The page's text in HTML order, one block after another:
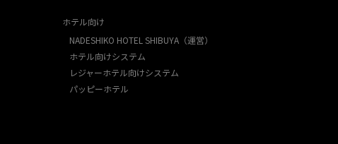
ホテル向け
NADESHIKO HOTEL SHIBUYA（運営）
ホテル向けシステム
レジャーホテル向けシステム
パッピーホテル